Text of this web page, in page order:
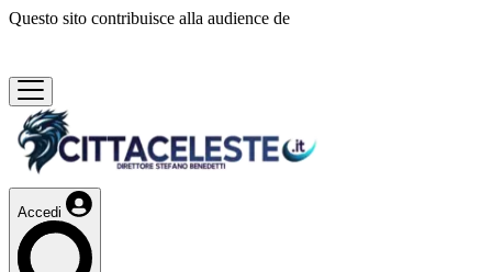
Questo sito contribuisce alla audience de
Accedi